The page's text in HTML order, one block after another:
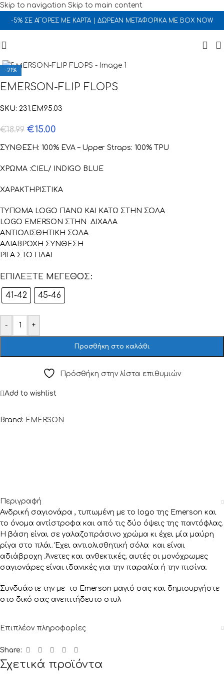
Skip to navigation Skip to main content
-5% ΣΕ ΑΓΟΡΕΣ ΜΕ ΚΑΡΤΑ | ΔΩΡΕΑΝ ΜΕΤΑΦΟΡΙΚΑ ΜΕ BOX NOW
-21%
EMERSON-FLIP FLOPS
SKU: 231.EM95.03
€18.99 €15.00
ΣΥΝΘΕΣΗ: 100% EVA – Upper Straps: 100% TPU
ΧΡΩΜΑ :CIEL/ INDIGO BLUE
ΧΑΡΑΚΤΗΡΙΣΤΙΚΑ
ΤΥΠΩΜΑ LOGO ΠΑΝΩ ΚΑΙ ΚΑΤΩ ΣΤΗΝ ΣΟΛΑ
LOGO EMERSON ΣΤΗΝ ΔΙΧΑΛΑ
ΑΝΤΙΟΛΙΣΘΗΤΙΚΗ ΣΟΛΑ
ΑΔΙΑΒΡΟΧΗ ΣΥΝΘΕΣΗ
ΡΙΓΑ ΣΤΟ ΠΛΑΙ
ΕΠΙΛΈΞΤΕ ΜΈΓΕΘΟΣ
41-42 45-46
- +
Προσθήκη στο καλάθι
Πρόσθήκη στην λίστα επιθυμιών
Add to wishlist
Brand: EMERSON
Περιγραφή
Ανδρική σαγιονάρα , τυπωμένη με το logo της Emerson και
το όνομα αντίστροφα και από τις δύο όψεις της παντόφλας.
Η βάση είναι σε γαλαζοπράσινο χρώμα κι έχει μία μαύρη
ρίγα στο πλάι. Έχει αντιολισθητική σόλα και είναι
αδιάβροχη .Άνετες και ανθεκτικές, αυτές οι μονόχρωμες
σαγιονάρες είναι ιδανικές για την παραλία ή την πισίνα.
Συνδυάστε την με το Emerson μαγιό σας και δημιουργήστε
στο δικό σας ανεπιτήδευτο στυλ
Επιπλέον πληροφορίες
Share:
Σχετικά προϊόντα